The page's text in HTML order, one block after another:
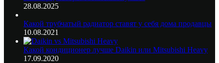
28.08.2025
Какой трубчатый радиатор ставят у себя дома продавцы
10.08.2021
Какой кондиционер лучше Daikin или Mitsubishi Heavy
17.09.2020